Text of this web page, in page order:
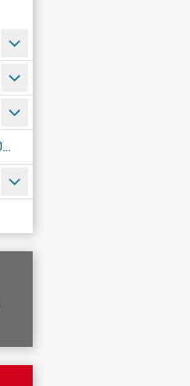
MIĘDZYZAKŁADOWA KASA ZAPOMOGOWO-POŻYCZKOWA